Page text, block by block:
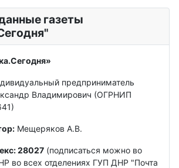
газеты
предприниматель
Владимирович (ОГРНИП
Мещеряков А.В.
28027 (подписаться можно во
во всех отделениях ГУП ДНР "Почта